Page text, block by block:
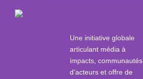
Une initiative globale
articulant média à
impacts, communautés
d’acteurs et offre de